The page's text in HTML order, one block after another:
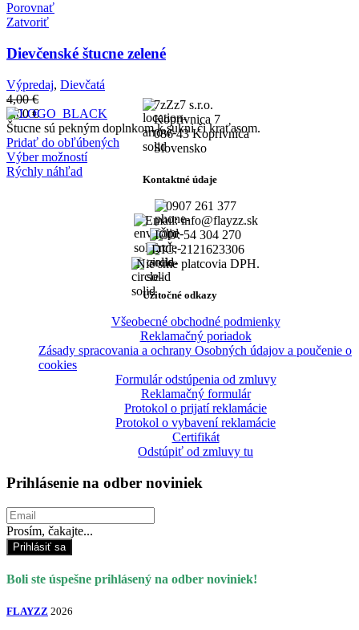
Porovnať
Zatvoriť
Dievčenské štucne zelené
Výpredaj, Dievčatá
4,00€
2,00€
Štucne sú pekným doplnkom k sukni či kraťasom.
Pridať do obľúbených
Výber možností
Rýchly náhľad
7zZz7 s.r.o.
Koprivnica 7
086 43 Koprivnica
Slovensko
Kontaktné údaje
0907 261 377
Email: info@flayzz.sk
IČO: 54 304 270
DIČ: 2121623306
Nie sme platcovia DPH.
Užitočné odkazy
Všeobecné obchodné podmienky
Reklamačný poriadok
Zásady spracovania a ochrany Osobných údajov a poučenie o
cookies
Formulár odstúpenia od zmluvy
Reklamačný formulár
Protokol o prijatí reklamácie
Protokol o vybavení reklamácie
Certifikát
Odstúpiť od zmluvy tu
Prihlásenie na odber noviniek
Prosím, čakajte...
Prihlásiť sa
Boli ste úspešne prihlásený na odber noviniek!
FLAYZZ 2026